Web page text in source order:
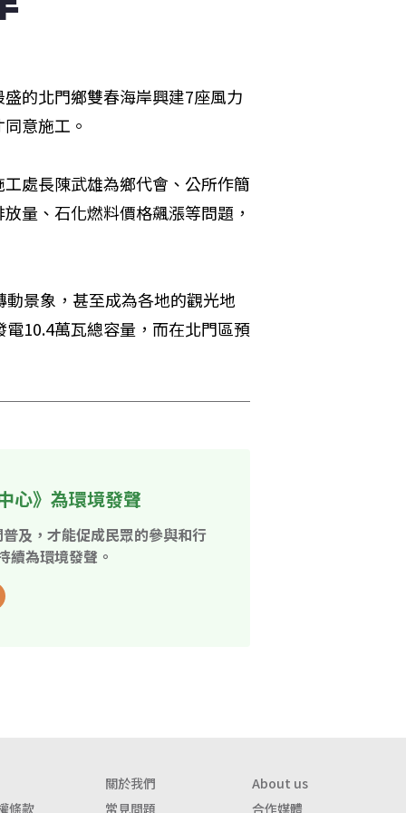
的北門鄉雙春海岸興建7座風力
意施工。
處長陳武雄為鄉代會、公所作簡
量、石化燃料價格飆漲等問題，
景象，甚至成為各地的觀光地
10.4萬瓦總容量，而在北門區預
心》為環境發聲
及，才能促成民眾的參與和行
續為環境發聲。
關於我們
About us
條款
常見問題 合作媒體